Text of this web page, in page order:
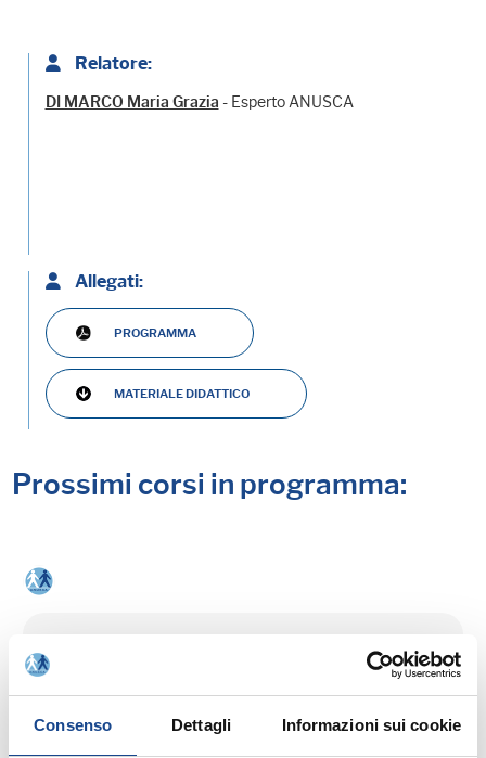
Consenso Dettagli Informazioni sui cookie
Relatore:
DI MARCO Maria Grazia - Esperto ANUSCA
Allegati:
PROGRAMMA
MATERIALE DIDATTICO
Prossimi corsi in programma:
professionale
CASTEL SAN PIETRO TERME (BO) -